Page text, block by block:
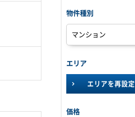
物件種別
エリア
エリアを再設定
価格